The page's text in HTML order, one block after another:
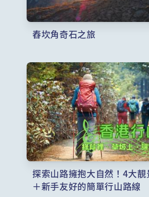
舂坎角奇石之旅
探索山路擁抱大自然！4大
＋新手友好的簡單行山路線